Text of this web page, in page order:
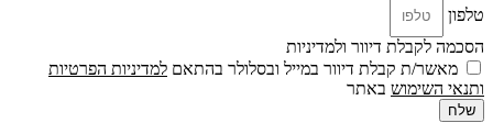
טלפון
הסכמה לקבלת דיוור ולמדיניות
מאשר/ת קבלת דיוור במייל ובסלולר בהתאם למדיניות הפרטיות
ותנאי השימוש באתר
שלח